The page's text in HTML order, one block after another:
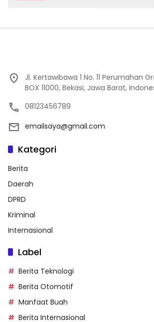
Jl. Kertawibawa 1 No. 11 Perumahan
BOX 11000, Bekasi, Jawa Barat,
08123456789
emailsaya@gmail.com
Kategori
Berita
Daerah
DPRD
Kriminal
Internasional
Label
Berita Teknologi
Berita Otomotif
Manfaat Buah
Berita Internasional